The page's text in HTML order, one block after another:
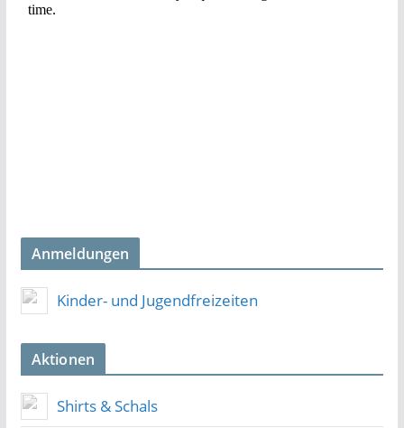
Anmeldungen
Kinder- und Jugendfreizeiten
Aktionen
Shirts & Schals